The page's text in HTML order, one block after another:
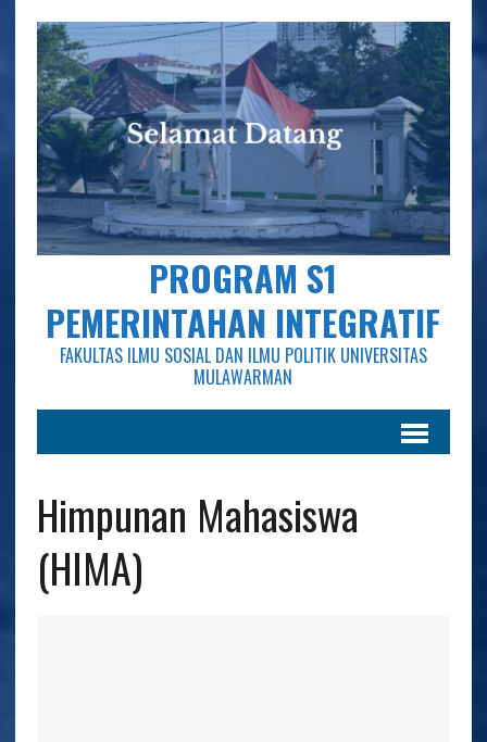
PROGRAM S1
PEMERINTAHAN INTEGRATIF
FAKULTAS ILMU SOSIAL DAN ILMU POLITIK UNIVERSITAS
MULAWARMAN
Himpunan Mahasiswa
(HIMA)